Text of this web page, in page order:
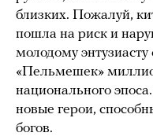
близких. Пожалуй,
пошла на риск и
молодому
«Пельмешек»
национального
новые герои,
богов.